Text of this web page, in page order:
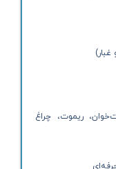
ریموت، چراغ